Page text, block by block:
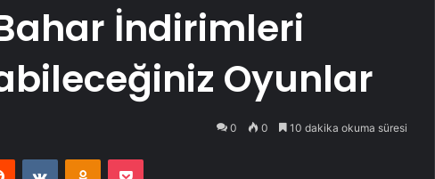
İndirimleri
Oyunlar
0 0 10 dakika okuma süresi
Reddit VKontakteOdnoklassniki
Pocket